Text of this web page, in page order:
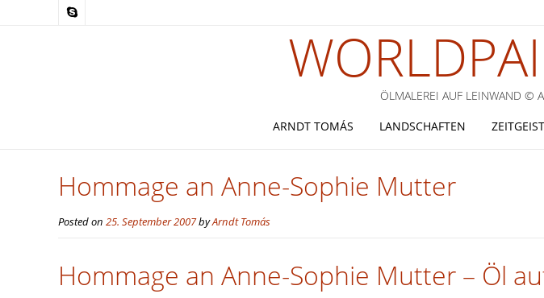
ÖLMALEREI AUF LEINWAND ©
ARNDT TOMÁS
LANDSCHAFTEN ZEITGEIST
Hommage an Anne-Sophie Mutter
Posted on 25. September 2007byArndt Tomás
Hommage an Anne-Sophie Mutter – Öl